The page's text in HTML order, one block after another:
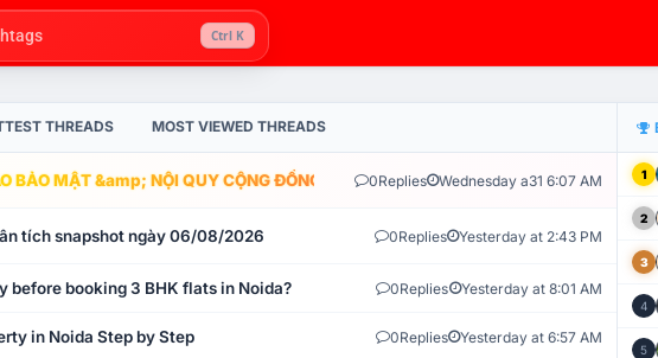
Ctrl K
THREADS MOST VIEWED THREADS
BẢO MẬT &amp; NỘI QUY CỘNG ĐỒNG VLIKE.VN: HỆ THỐNG GIÁM SÁT TỰ ĐỘNG
0Replies Wednesday a31 6:07 AM
tích snapshot ngày 06/08/2026 0Replies Yesterday at 2:43 PM
before booking 3 BHK flats in Noida? 0Replies Yesterday at 8:01 AM
in Noida Step by Step 0Replies Yesterday at 6:57 AM
1
2
3
4
5